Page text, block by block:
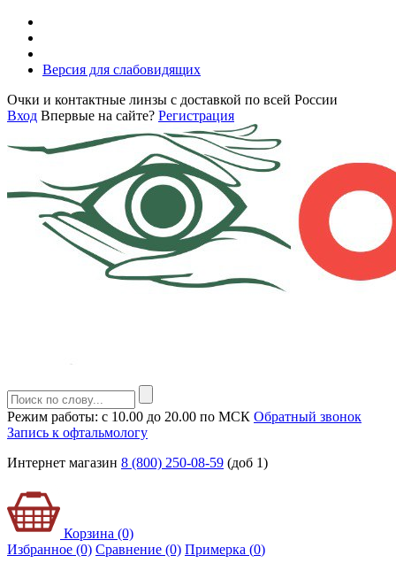
Версия для слабовидящих
Очки и контактные линзы с доставкой по всей России
Вход Впервые на сайте? Регистрация
Режим работы: с 10.00 до 20.00 по МСК Обратный звонок
Запись к офтальмологу
Интернет магазин 8 (800) 250-08-59 (доб 1)
Корзина (0)
Избранное (0) Сравнение (0) Примерка (0)